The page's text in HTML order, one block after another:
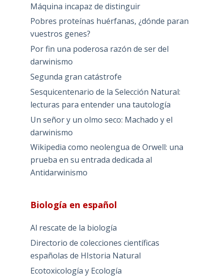
Máquina incapaz de distinguir
Pobres proteínas huérfanas, ¿dónde paran
vuestros genes?
Por fin una poderosa razón de ser del
darwinismo
Segunda gran catástrofe
Sesquicentenario de la Selección Natural:
lecturas para entender una tautología
Un señor y un olmo seco: Machado y el
darwinismo
Wikipedia como neolengua de Orwell: una
prueba en su entrada dedicada al
Antidarwinismo
Biología en español
Al rescate de la biología
Directorio de colecciones científicas
españolas de HIstoria Natural
Ecotoxicología y Ecología